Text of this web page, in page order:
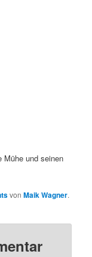
Mühe und seinen
vonMaik Wagner.